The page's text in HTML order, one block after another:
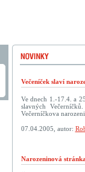
Večeníček slaví
Ve dnech 1.-17.4. a
slavných
Večerníčkova
07.04.2005, autor:
Narozeninová